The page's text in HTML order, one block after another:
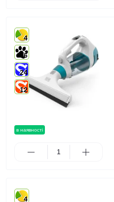
в наявності
4
6
24
12
4